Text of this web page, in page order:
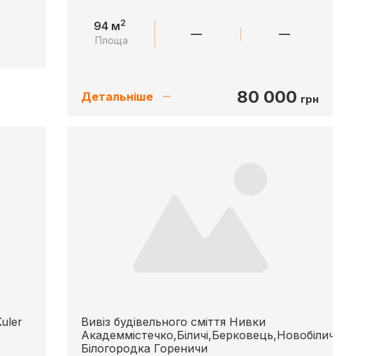
94 м2
Площа — —
Детальніше 80 000 грн
Вивіз будівельного сміття Нивки
Академмістечко,Біличі,Берковець,Новобіличі
Білогородка Гореничи